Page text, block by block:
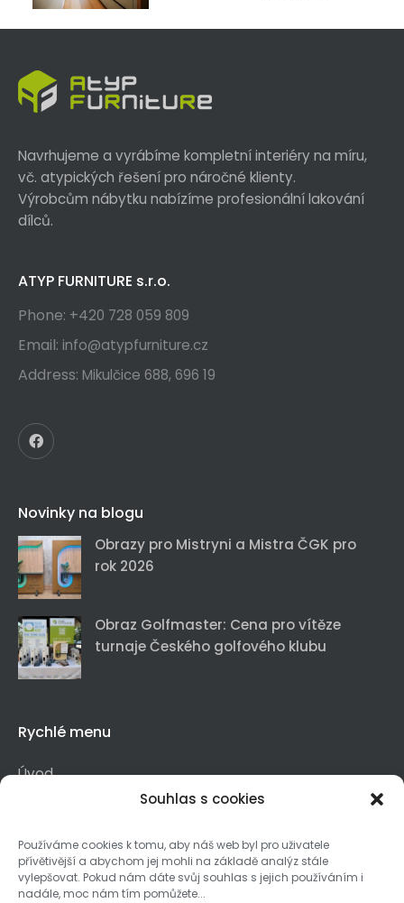
Souhlas s cookies
Používáme cookies k tomu, aby náš web byl pro uživatele
přívětivější a abychom jej mohli na základě analýz stále
vylepšovat. Pokud nám dáte svůj souhlas s jejich používáním i
nadále, moc nám tím pomůžete...
Navrhujeme a vyrábíme kompletní interiéry na míru,
vč. atypických řešení pro náročné klienty.
Výrobcům nábytku nabízíme profesionální lakování
dílců.
ATYP FURNITURE s.r.o.
Phone: +420 728 059 809
Email: info@atypfurniture.cz
Address: Mikulčice 688, 696 19
Novinky na blogu
Obrazy pro Mistryni a Mistra ČGK pro
rok 2026
Obraz Golfmaster: Cena pro vítěze
turnaje Českého golfového klubu
Rychlé menu
Úvod
Výroba nábytku
Lakovna